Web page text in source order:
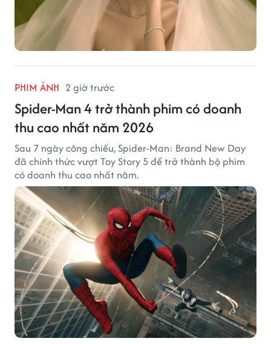
PHIM ẢNH 2 giờ trước
Spider-Man 4 trở thành phim có doanh
thu cao nhất năm 2026
Sau 7 ngày công chiếu, Spider-Man: Brand New Day
đã chính thức vượt Toy Story 5 để trở thành bộ phim
có doanh thu cao nhất năm.